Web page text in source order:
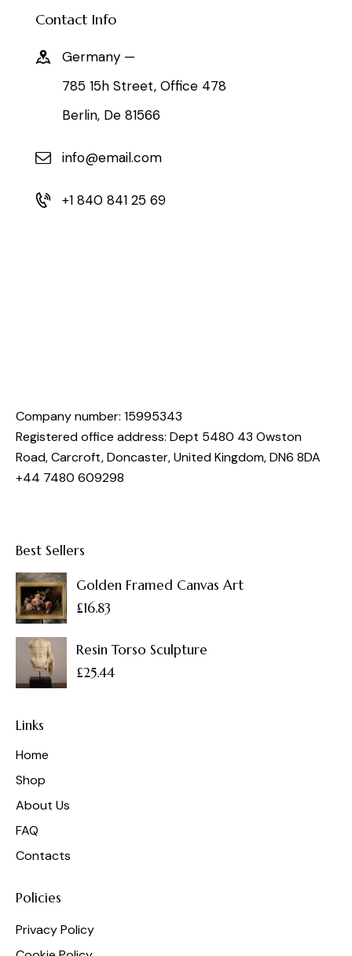
Contact Info
Germany —
785 15h Street, Office 478
Berlin, De 81566
info@email.com
+1 840 841 25 69
Company number: 15995343
Registered office address: Dept 5480 43 Owston
Road, Carcroft, Doncaster, United Kingdom, DN6 8DA
+44 7480 609298
Best Sellers
Golden Framed Canvas Art
£16.83
Resin Torso Sculpture
£25.44
Links
Home
Shop
About Us
FAQ
Contacts
Policies
Privacy Policy